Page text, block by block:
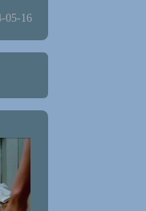
05-16